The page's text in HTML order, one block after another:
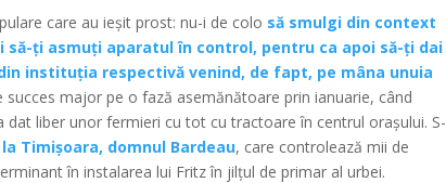
care au ieșit prost: nu-i de colo să smulgi din context
ți asmuți aparatul în control, pentru ca apoi să-ți dai
instituția respectivă venind, de fapt, pe mâna unuia
major pe o fază asemănătoare prin ianuarie, când
liber unor fermieri cu tot cu tractoare în centrul orașului. S-
Timișoara, domnul Bardeau, care controlează mii de
în instalarea lui Fritz în jilțul de primar al urbei.